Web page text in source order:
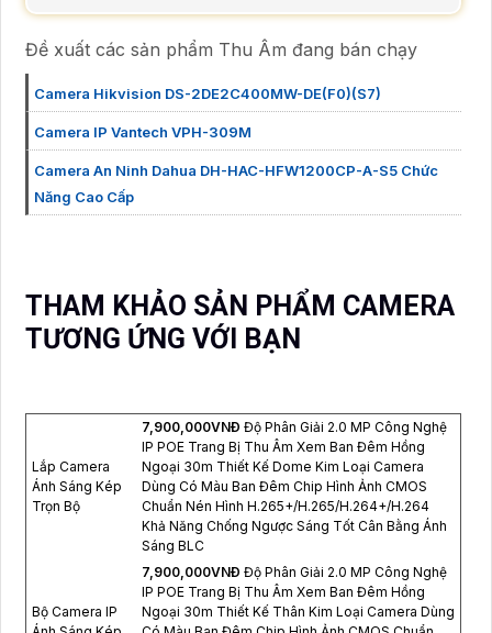
Đề xuất các sản phẩm Thu Âm đang bán chạy
Camera Hikvision DS-2DE2C400MW-DE(F0)(S7)
Camera IP Vantech VPH-309M
Camera An Ninh Dahua DH-HAC-HFW1200CP-A-S5 Chức
Năng Cao Cấp
THAM KHẢO SẢN PHẨM CAMERA
TƯƠNG ỨNG VỚI BẠN
Lắp Camera
Ánh Sáng Kép
Trọn Bộ
7,900,000VNÐ Độ Phân Giải 2.0 MP Công Nghệ
IP POE Trang Bị Thu Âm Xem Ban Đêm Hồng
Ngoại 30m Thiết Kế Dome Kim Loại Camera
Dùng Có Màu Ban Đêm Chip Hình Ảnh CMOS
Chuẩn Nén Hình H.265+/H.265/H.264+/H.264
Khả Năng Chống Ngược Sáng Tốt Cân Bằng Ánh
Sáng BLC
Bộ Camera IP
7,900,000VNÐ Độ Phân Giải 2.0 MP Công Nghệ
IP POE Trang Bị Thu Âm Xem Ban Đêm Hồng
Ngoại 30m Thiết Kế Thân Kim Loại Camera Dùng